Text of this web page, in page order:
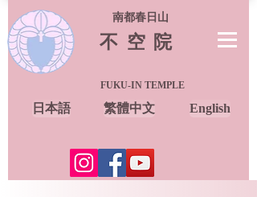
南都春日山
不空院
FUKU-IN TEMPLE
日本語 繁體中文 English